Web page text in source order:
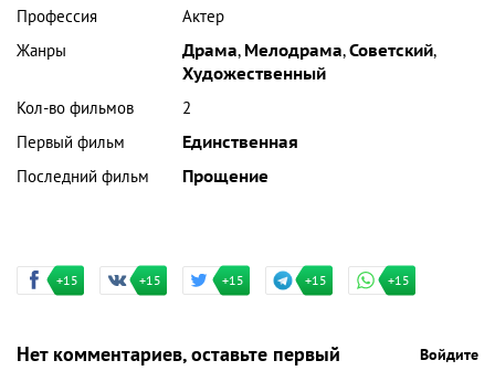
Профессия
Актер
Жанры
Драма, Мелодрама,Советский,
Художественный
Кол-во фильмов
2
Первый фильм
Единственная
Последний фильм
Прощение
+15 +15 +15 +15 +15
Нет комментариев, оставьте первый Войдите